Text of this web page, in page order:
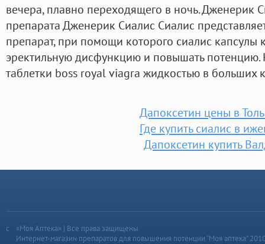
вечера, плавно переходящего в ночь. Дженерик
препарата Дженерик Сиалис Сиалис
препарат, при помощи которого сиалис капсулы
эректильную дисфункцию и повышать потенцию.
таблетки boss royal viagra жидкостью в больших
Дапоксетин цены в
Где купить сиалис в
Дапоксетин купить
«Моя Аптека» | Все права защищены
Интернет-магазин препаратов для повышения потенции “Моя аптека”